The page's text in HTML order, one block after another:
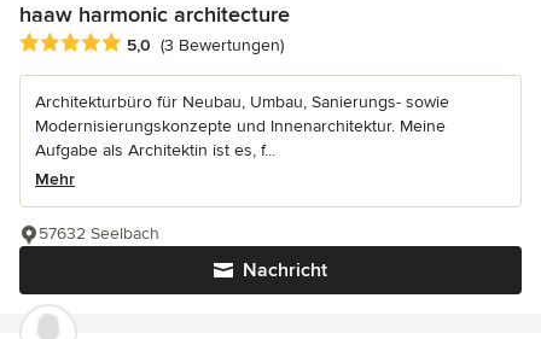
haaw harmonic architecture
Durchschnittliche Bewertung: 5 von 5 Sternen
5,0 (3 Bewertungen)
Architekturbüro für Neubau, Umbau, Sanierungs- sowie
Modernisierungskonzepte und Innenarchitektur. Meine
Aufgabe als Architektin ist es, f...
Mehr
Nachricht
57632 Seelbach